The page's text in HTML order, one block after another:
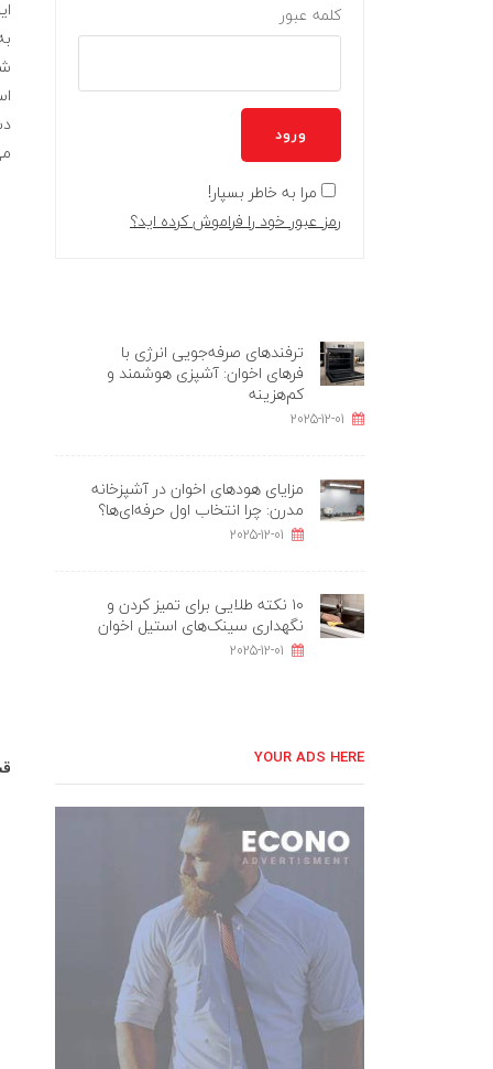
کلمه عبور
ورود
مرا به خاطر بسپار!
رمز عبور خود را فراموش کرده اید؟
ترفندهای صرفه‌جویی انرژی با
فرهای اخوان: آشپزی هوشمند و
کم‌هزینه
2025-12-01
مزایای هودهای اخوان در آشپزخانه
مدرن: چرا انتخاب اول حرفه‌ای‌ها؟
2025-12-01
۱۰ نکته طلایی برای تمیز کردن و
نگهداری سینک‌های استیل اخوان
2025-12-01
YOUR ADS HERE